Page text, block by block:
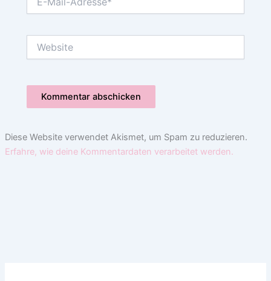
Mail-
Diese Website verwendet Akismet, um Spam zu reduzieren.
Erfahre, wie deine Kommentardaten verarbeitet werden.